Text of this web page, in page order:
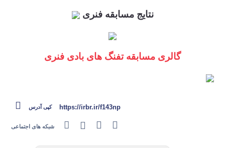
نتایج مسابقه فنری
گالری مسابقه تفنگ های بادی فنری
https://irbr.ir/f143np کپی آدرس
شبکه های اجتماعی